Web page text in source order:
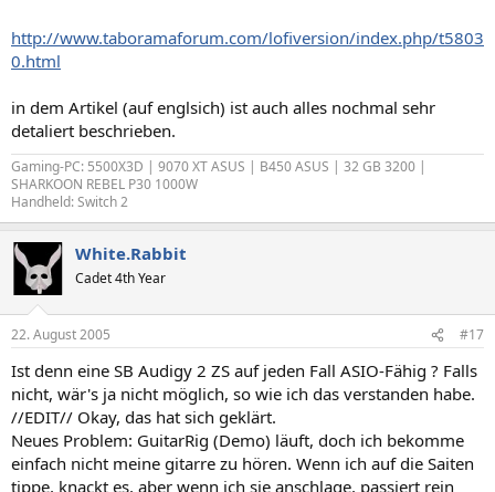
http://www.taboramaforum.com/lofiversion/index.php/t5803
0.html
in dem Artikel (auf englsich) ist auch alles nochmal sehr
detaliert beschrieben.
Gaming-PC: 5500X3D | 9070 XT ASUS | B450 ASUS | 32 GB 3200 |
SHARKOON REBEL P30 1000W
Handheld: Switch 2
White.Rabbit
Cadet 4th Year
22. August 2005 #17
Ist denn eine SB Audigy 2 ZS auf jeden Fall ASIO-Fähig ? Falls
nicht, wär's ja nicht möglich, so wie ich das verstanden habe.
//EDIT// Okay, das hat sich geklärt.
Neues Problem: GuitarRig (Demo) läuft, doch ich bekomme
einfach nicht meine gitarre zu hören. Wenn ich auf die Saiten
tippe, knackt es, aber wenn ich sie anschlage, passiert rein